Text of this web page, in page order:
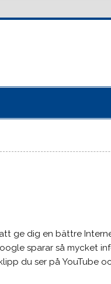
ge dig en bättre
sparar så mycket
du ser på YouTube